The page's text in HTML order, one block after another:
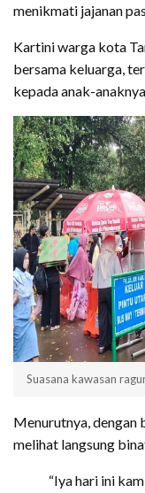
menikmati jajanan
Kartini warga kota
bersama keluarga,
kepada anak-anaknya.
Suasana kawasan
Menurutnya, dengan
melihat langsung
“Iya hari ini